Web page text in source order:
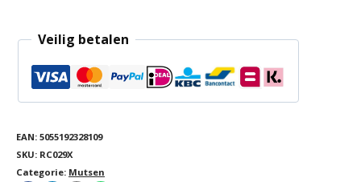
Veilig betalen
EAN: 5055192328109
SKU: RC029X
Categorie: Mutsen